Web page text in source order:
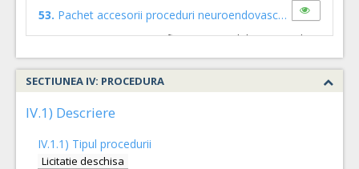
53. Pachet accesorii proceduri neuroendovasculare radiale si femurale
Cant min si max este specificata in caietul de sarcini, al prezentei documentatii.
COD CPV: 33111710-1 Accesorii pentru angiografie (Rev.2)
VALOAREA ESTIMATA FARA
TVA:
252,85 - 248.702,00 Leu
SECTIUNEA IV: PROCEDURA
IV.1) Descriere
IV.1.1) Tipul procedurii
Licitatie deschisa